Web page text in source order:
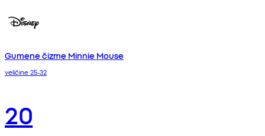
Gumene čizme Minnie Mouse
veličine 25-32
20